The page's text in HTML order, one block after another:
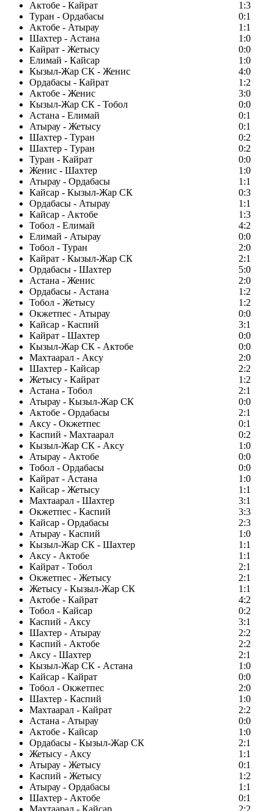
Актобе - Кайрат
1:3
Туран - Ордабасы
0:1
Актобе - Атырау
1:1
Шахтер - Астана
1:0
Кайрат - Жетысу
0:0
Елимай - Кайсар
1:0
Кызыл-Жар СК - Женис
4:0
Ордабасы - Кайрат
1:2
Актобе - Женис
3:0
Кызыл-Жар СК - Тобол
0:0
Астана - Елимай
0:1
Атырау - Жетысу
0:1
Шахтер - Туран
0:2
Шахтер - Туран
0:2
Туран - Кайрат
0:0
Женис - Шахтер
1:0
Атырау - Ордабасы
1:1
Кайсар - Кызыл-Жар СК
0:3
Ордабасы - Атырау
1:1
Кайсар - Актобе
1:3
Тобол - Елимай
4:2
Елимай - Атырау
0:0
Тобол - Туран
2:0
Кайрат - Кызыл-Жар СК
2:1
Ордабасы - Шахтер
5:0
Астана - Женис
2:0
Ордабасы - Астана
1:2
Тобол - Жетысу
1:2
Окжетпес - Атырау
0:0
Кайсар - Каспий
3:1
Кайрат - Шахтер
0:0
Кызыл-Жар СК - Актобе
0:0
Махтаарал - Аксу
2:0
Шахтер - Кайсар
2:2
Жетысу - Кайрат
1:2
Астана - Тобол
2:1
Атырау - Кызыл-Жар СК
0:0
Актобе - Ордабасы
2:1
Аксу - Окжетпес
0:1
Каспий - Махтаарал
0:2
Кызыл-Жар СК - Аксу
1:0
Атырау - Актобе
0:0
Тобол - Ордабасы
0:0
Кайрат - Астана
1:0
Кайсар - Жетысу
1:1
Махтаарал - Шахтер
3:1
Окжетпес - Каспий
3:3
Кайсар - Ордабасы
2:3
Атырау - Каспий
1:0
Кызыл-Жар СК - Шахтер
1:1
Аксу - Актобе
1:1
Кайрат - Тобол
2:1
Окжетпес - Жетысу
2:1
Жетысу - Кызыл-Жар СК
1:1
Актобе - Кайрат
4:2
Тобол - Кайсар
0:2
Каспий - Аксу
3:1
Шахтер - Атырау
2:2
Каспий - Актобе
2:2
Аксу - Шахтер
2:1
Кызыл-Жар СК - Астана
1:0
Кайсар - Кайрат
0:0
Тобол - Окжетпес
2:0
Шахтер - Каспий
1:0
Махтаарал - Кайрат
2:2
Астана - Атырау
0:0
Актобе - Кайсар
1:0
Ордабасы - Кызыл-Жар СК
2:1
Жетысу - Аксу
1:1
Атырау - Жетысу
0:1
Каспий - Жетысу
1:2
Атырау - Ордабасы
1:1
Шахтер - Актобе
0:1